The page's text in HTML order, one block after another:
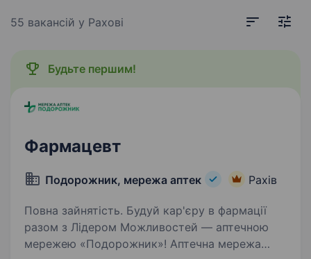
55 вакансій у Рахові
Будьте першим!
Фармацевт
Подорожник, мережа аптек Рахів
Повна зайнятість. Будуй кар'єру в фармації
разом з Лідером Можливостей — аптечною
мережею «Подорожник»! Аптечна мережа